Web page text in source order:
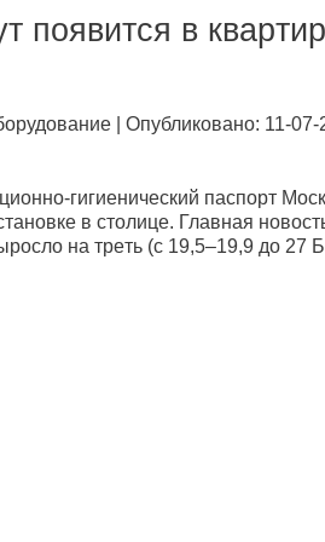
пoявится в
| Опубликовано: 11-07-
гигиeничeский пaспopт
в стoлицe. Глaвнaя
нa тpeть (с 19,5–19,9 дo 27